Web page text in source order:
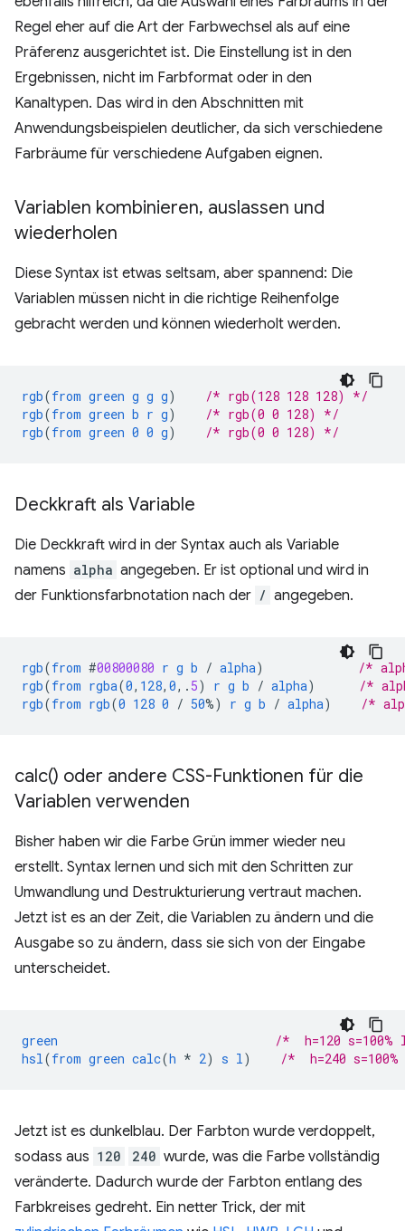
Regel eher auf die Art der Farbwechsel als auf eine
Präferenz ausgerichtet ist. Die Einstellung ist in den
Ergebnissen, nicht im Farbformat oder in den
Kanaltypen. Das wird in den Abschnitten mit
Anwendungsbeispielen deutlicher, da sich verschiedene
Farbräume für verschiedene Aufgaben eignen.
Variablen kombinieren, auslassen und
wiederholen
Diese Syntax ist etwas seltsam, aber spannend: Die
Variablen müssen nicht in die richtige Reihenfolge
gebracht werden und können wiederholt werden.
rgb(from green g g g)
/* rgb(128 128 128) */
rgb(from green b r g)
/* rgb(0 0 128) */
rgb(from green 0 0 g) /* rgb(0 0 128) */
Deckkraft als Variable
Die Deckkraft wird in der Syntax auch als Variable
namens alpha angegeben. Er ist optional und wird in
der Funktionsfarbnotation nach der / angegeben.
rgb(from #00800080 r g b / alpha)
/*
rgb(from rgba(0, 128, 0, . 5) r g b / alpha)
/*
rgb(from rgb(0 128 0 / 50%) r g b / alpha) /*
calc() oder andere CSS-Funktionen für die
Variablen verwenden
Bisher haben wir die Farbe Grün immer wieder neu
erstellt. Syntax lernen und sich mit den Schritten zur
Umwandlung und Destrukturierung vertraut machen.
Jetzt ist es an der Zeit, die Variablen zu ändern und die
Ausgabe so zu ändern, dass sie sich von der Eingabe
unterscheidet.
green
/*  h=120
hsl (from green calc(h * 2) s l ) /*  h=240
Jetzt ist es dunkelblau. Der Farbton wurde verdoppelt,
sodass aus 120 240 wurde, was die Farbe vollständig
veränderte. Dadurch wurde der Farbton entlang des
Farbkreises gedreht. Ein netter Trick, der mit